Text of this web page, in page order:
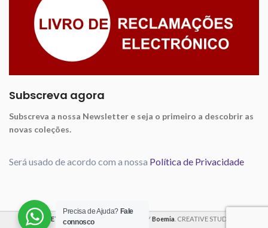
Subscreva agora
Subscreva a nossa Newsletter e seja o primeiro a descobrir as
novas coleções.
Será usado de acordo com a nossa Política de Privacidade
VIOLET FABRICS 2025 CREATED BYBoemia. CREATIVE STUDIO
Precisa de Ajuda? Fale
connosco